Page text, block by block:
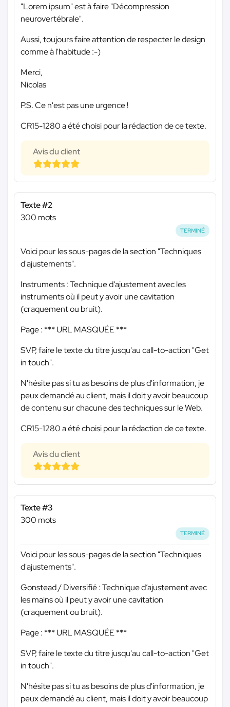
"Lorem ipsum" est à faire "Décompression
neurovertébrale".
Aussi, toujours faire attention de respecter le design
comme à l'habitude :-)
Merci,
Nicolas
P.S. Ce n'est pas une urgence !
CR15-1280 a été choisi pour la rédaction de ce texte.
Avis du client
Texte #2
300 mots
TERMINÉ
Voici pour les sous-pages de la section "Techniques
d'ajustements".
Instruments : Technique d’ajustement avec les
instruments où il peut y avoir une cavitation
(craquement ou bruit).
Page : *** URL MASQUÉE ***
SVP, faire le texte du titre jusqu'au call-to-action "Get
in touch".
N'hésite pas si tu as besoins de plus d'information, je
peux demandé au client, mais il doit y avoir beaucoup
de contenu sur chacune des techniques sur le Web.
CR15-1280 a été choisi pour la rédaction de ce texte.
Avis du client
Texte #3
300 mots
TERMINÉ
Voici pour les sous-pages de la section "Techniques
d'ajustements".
Gonstead / Diversifié : Technique d’ajustement avec
les mains où il peut y avoir une cavitation
(craquement ou bruit).
Page : *** URL MASQUÉE ***
SVP, faire le texte du titre jusqu'au call-to-action "Get
in touch".
N'hésite pas si tu as besoins de plus d'information, je
peux demandé au client, mais il doit y avoir beaucoup